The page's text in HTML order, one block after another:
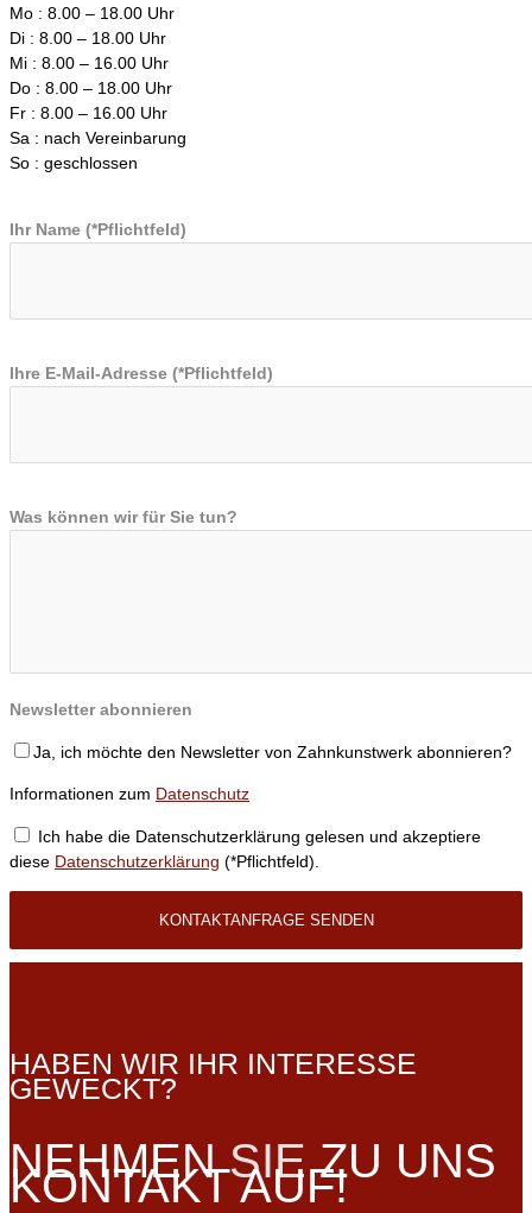
Mo : 8.00 – 18.00 Uhr
Di : 8.00 – 18.00 Uhr
Mi : 8.00 – 16.00 Uhr
Do : 8.00 – 18.00 Uhr
Fr : 8.00 – 16.00 Uhr
Sa : nach Vereinbarung
So : geschlossen
Ihr Name (*Pflichtfeld)
Ihre E-Mail-Adresse (*Pflichtfeld)
Was können wir für Sie tun?
Newsletter abonnieren
Ja, ich möchte den Newsletter von Zahnkunstwerk abonnieren?
Informationen zum Datenschutz
Ich habe die Datenschutzerklärung gelesen und akzeptiere
diese Datenschutzerklärung (*Pflichtfeld).
HABEN WIR IHR INTERESSE
GEWECKT?
NEHMENSIEZU UNS
KONTAKT AUF!